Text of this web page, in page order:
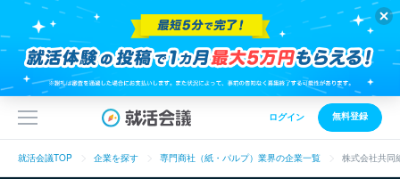
ログイン 無料登録
就活会議TOP 企業を探す 専門商社（紙・パルプ）業界の企業一覧 株式会社共同